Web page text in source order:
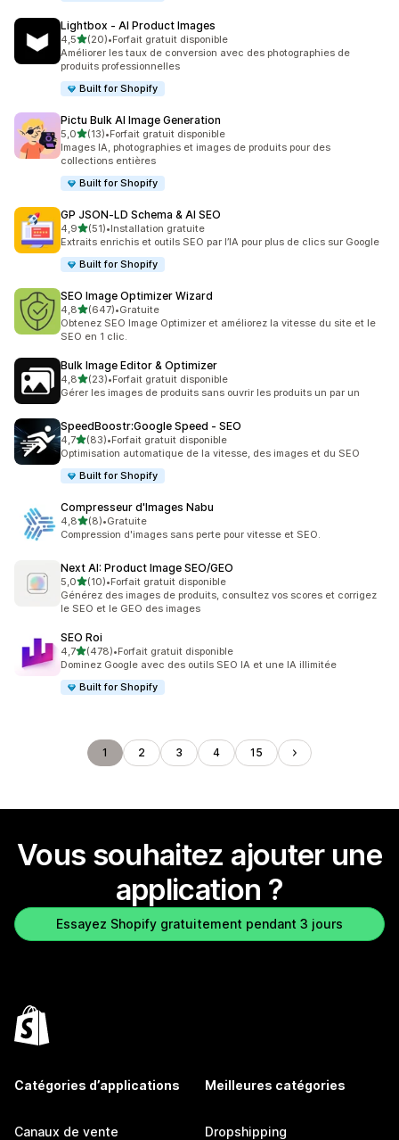
Lightbox ‑ AI Product Images
4,5étoile(s) sur 5
(20)
20 avis au total
•Forfait gratuit disponible
Améliorer les taux de conversion avec des photographies de
produits professionnelles
Built for Shopify
Pictu Bulk AI Image Generation
5,0étoile(s) sur 5
(13)
13 avis au total
•Forfait gratuit disponible
Images IA, photographies et images de produits pour des
collections entières
Built for Shopify
GP JSON‑LD Schema & AI SEO
4,9étoile(s) sur 5
(51)
51 avis au total
•Installation gratuite
Extraits enrichis et outils SEO par l’IA pour plus de clics sur Google
Built for Shopify
SEO Image Optimizer Wizard
4,8étoile(s) sur 5
(647)
647 avis au total
•Gratuite
Obtenez SEO Image Optimizer et améliorez la vitesse du site et le
SEO en 1 clic.
Bulk Image Editor & Optimizer
4,8étoile(s) sur 5
(23)
23 avis au total
•Forfait gratuit disponible
Gérer les images de produits sans ouvrir les produits un par un
SpeedBoostr:Google Speed ‑ SEO
4,7étoile(s) sur 5
(83)
83 avis au total
•Forfait gratuit disponible
Optimisation automatique de la vitesse, des images et du SEO
Built for Shopify
Compresseur d'Images Nabu
4,8étoile(s) sur 5
(8)
8 avis au total
•Gratuite
Compression d'images sans perte pour vitesse et SEO.
Next AI: Product Image SEO/GEO
5,0étoile(s) sur 5
(10)
10 avis au total
•Forfait gratuit disponible
Générez des images de produits, consultez vos scores et corrigez
le SEO et le GEO des images
SEO Roi
4,7étoile(s) sur 5
(478)
478 avis au total
•Forfait gratuit disponible
Dominez Google avec des outils SEO IA et une IA illimitée
Built for Shopify
1 2 3 4 15
Vous souhaitez ajouter une
application ?
Essayez Shopify gratuitement pendant 3 jours
Catégories d’applications
Canaux de vente
Meilleures catégories
Dropshipping